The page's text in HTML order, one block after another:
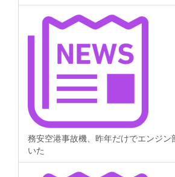
務安空港事故機、昨年だけでエンジン
いた